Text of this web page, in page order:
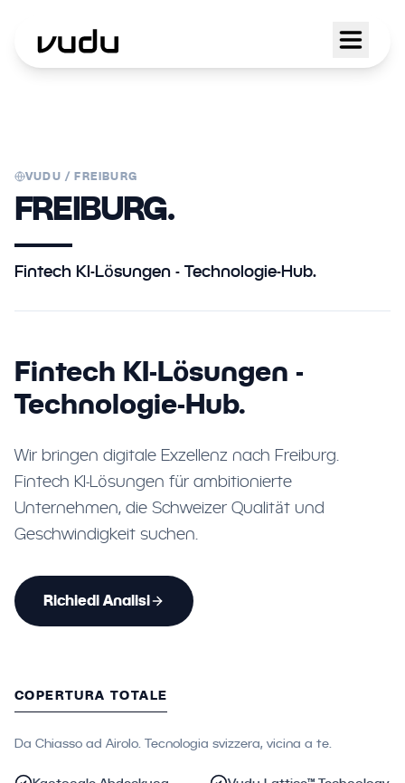
VUDU /FREIBURG
FREIBURG.
Fintech KI-Lösungen - Technologie-Hub.
Fintech KI-Lösungen -
Technologie-Hub.
Wir bringen digitale Exzellenz nach Freiburg.
Fintech KI-Lösungen für ambitionierte
Unternehmen, die Schweizer Qualität und
Geschwindigkeit suchen.
Richiedi Analisi
COPERTURA TOTALE
Da Chiasso ad Airolo. Tecnologia svizzera, vicina a te.